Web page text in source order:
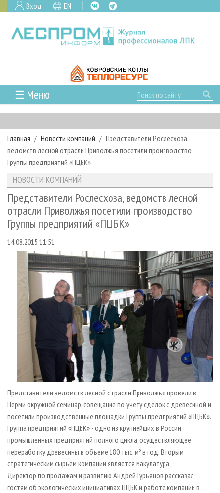
Вход EN
☰ Меню
ГЛАВНАЯ
РУБРИКИ И ТЕМЫ
РУБРИКИ ЖУРНАЛА
ЛЕСНОЕ ХОЗЯЙСТВО
ЛЕСОЗАГОТОВКА
ЛЕСОПИЛЕНИЕ
ДЕРЕВООБРАБОТКА
СУШКА ДРЕВЕСИНЫ
ПРОИЗВОДСТВО ДРЕВЕСНЫХ ПЛИТ
ДЕРЕВЯННОЕ ДОМОСТРОЕНИЕ
ПРОИЗВОДСТВО МЕБЕЛИ
БИОЭНЕРГЕТИКА
ЦБП
ИНСТРУМЕНТ И МАТЕРИАЛЫ
НОВОСТИ
КАЛЕНДАРЬ СОБЫТИЙ
НОВОСТИ ЛПК
НОВОСТИ ЖУРНАЛА
НОВОСТИ КОМПАНИЙ
ПРОЕКТЫ ЛПИ
АНАЛИТИКА
ПРЕДПРИЯТИЯ ЛПК
ЛЕСНЫЕ РЕГИОНЫ РОССИИ
ПЕРСОНЫ
МОБИЛЬНЫЕ ВЫСТАВКИ
ОФИЦИАЛЬНЫЕ ДЕЛЕГАЦИИ
ПРИОРИТЕТНЫЕ ИНВЕСТПРОЕКТЫ
RUSSIAN FORESTRY REVIEW
ГАЗЕТА ЛЕСПРОМФОРУМ
БИБЛИОТЕКА СПЕЦИАЛИСТА
АРХИВ
АРХИВ ЖУРНАЛОВ
СТАТЬИ
О ЖУРНАЛЕ
ПОДПИСКА
КОНТАКТЫ
РЕКЛАМОДАТЕЛЯМ
РЕКЛАМА
РЕКЛАМА НА САЙТЕ
Главная Новости компаний
Представители Рослесхоза,
ведомств лесной отрасли Приволжья посетили производство
Группы предприятий «ПЦБК»
НОВОСТИ КОМПАНИЙ
Представители Рослесхоза, ведомств лесной
отрасли Приволжья посетили производство
Группы предприятий «ПЦБК»
14.08.2015 11:51
Представители ведомств лесной отрасли Приволжья провели в
Перми окружной семинар-совещание по учету сделок с древесиной и
посетили производственные площадки Группы предприятий «ПЦБК».
Группа предприятий «ПЦБК» - одно из крупнейших в России
промышленных предприятий полного цикла, осуществляющее
переработку древесины в объеме 180 тыс. м3 в год. Вторым
стратегическим сырьем компании является макулатура.
Директор по продажам и развитию Андрей Гурьянов рассказал
гостям об экологических инициативах ПЦБК и работе компании в